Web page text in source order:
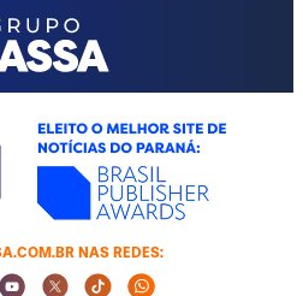
NAS REDES:
Social Media
Social Media
Youtube Social Media
Twitter Social Media
Tiktok Social Media
Whatsapp